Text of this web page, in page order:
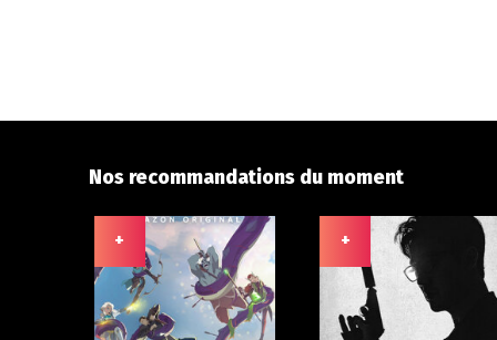
Nos recommandations du moment
+ +